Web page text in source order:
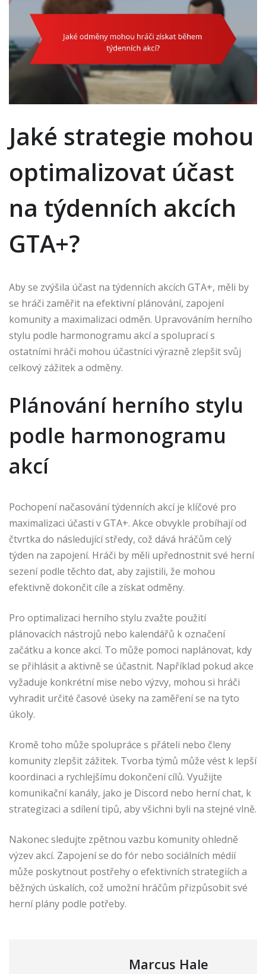
Jaké strategie mohou
optimalizovat účast
na týdenních akcích
GTA+?
Aby se zvýšila účast na týdenních akcích GTA+, měli by
se hráči zaměřit na efektivní plánování, zapojení
komunity a maximalizaci odměn. Upravováním herního
stylu podle harmonogramu akcí a spoluprací s
ostatními hráči mohou účastníci výrazně zlepšit svůj
celkový zážitek a odměny.
Plánování herního stylu
podle harmonogramu
akcí
Pochopení načasování týdenních akcí je klíčové pro
maximalizaci účasti v GTA+. Akce obvykle probíhají od
čtvrtka do následující středy, což dává hráčům celý
týden na zapojení. Hráči by měli upřednostnit své herní
sezení podle těchto dat, aby zajistili, že mohou
efektivně dokončit cíle a získat odměny.
Pro optimalizaci herního stylu zvažte použití
plánovacích nástrojů nebo kalendářů k označení
začátku a konce akcí. To může pomoci naplánovat, kdy
se přihlásit a aktivně se účastnit. Například pokud akce
vyžaduje konkrétní mise nebo výzvy, mohou si hráči
vyhradit určité časové úseky na zaměření se na tyto
úkoly.
Kromě toho může spolupráce s přáteli nebo členy
komunity zlepšit zážitek. Tvorba týmů může vést k lepší
koordinaci a rychlejšímu dokončení cílů. Využijte
komunikační kanály, jako je Discord nebo herní chat, k
strategizaci a sdílení tipů, aby všichni byli na stejné vlně.
Nakonec sledujte zpětnou vazbu komunity ohledně
výzev akcí. Zapojení se do fór nebo sociálních médií
může poskytnout postřehy o efektivních strategiích a
běžných úskalích, což umožní hráčům přizpůsobit své
herní plány podle potřeby.
Marcus Hale